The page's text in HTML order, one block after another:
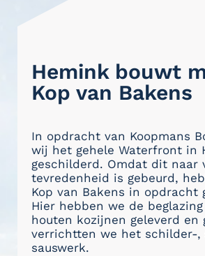
Hemink bouwt
Kop van Bakens
In opdracht van Koopmans
wij het gehele Waterfront in
geschilderd. Omdat dit naar
tevredenheid is gebeurd,
Kop van Bakens in opdracht
Hier hebben we de
houten kozijnen geleverd en
verrichtten we het schilder-,
sauswerk.